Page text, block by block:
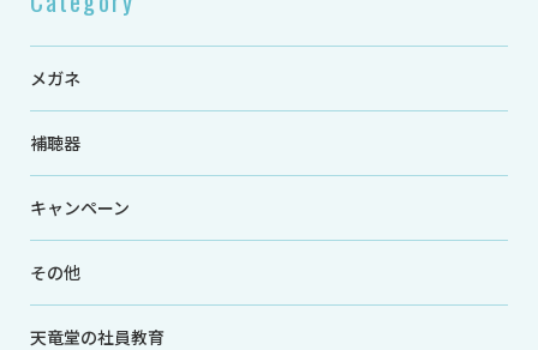
メガネ
補聴器
キャンペーン
その他
天竜堂の社員教育